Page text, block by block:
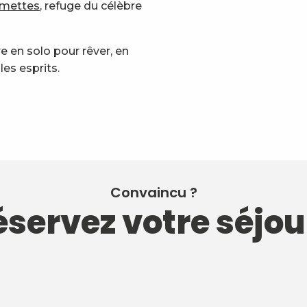
, refuge du célèbre
en solo pour rêver, en
esprits.
Convaincu ?
votre